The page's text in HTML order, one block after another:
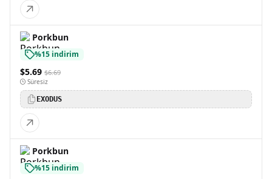
Porkbun
%15 indirim
$5.69 $6.69
Süresiz
EXODUS
Porkbun
%15 indirim